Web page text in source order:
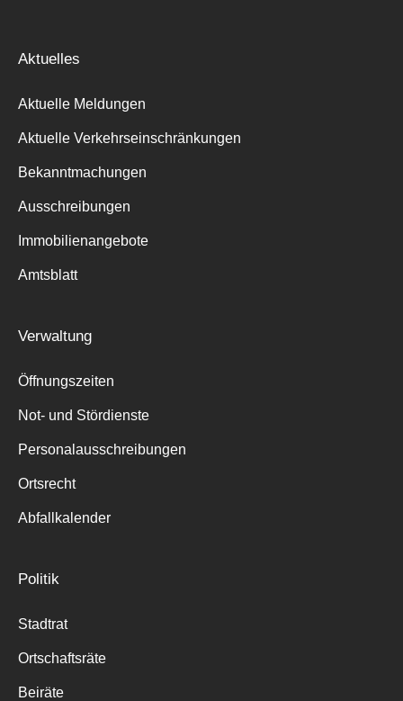
Suche
Aktuelles
Aktuelle Meldungen
Aktuelle Verkehrseinschränkungen
Bekanntmachungen
Ausschreibungen
Immobilienangebote
Amtsblatt
Verwaltung
Öffnungszeiten
Not- und Stördienste
Personalausschreibungen
Ortsrecht
Abfallkalender
Politik
Stadtrat
Ortschaftsräte
Beiräte